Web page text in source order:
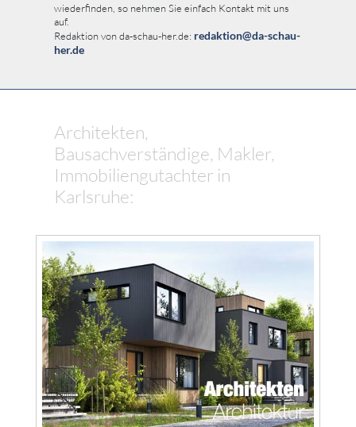
wiederfinden, so nehmen Sie einfach Kontakt mit uns
auf.
Redaktion von da-schau-her.de: redaktion@da-schau-
her.de
Architekten,
Bausachverständige, Makler,
Immobiliengutachter in
Karlsruhe: